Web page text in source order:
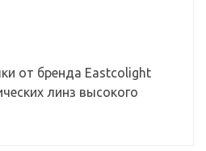
от бренда Eastcolight
линз высокого